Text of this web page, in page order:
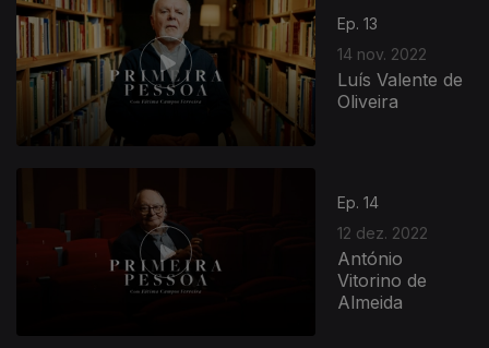
Ep. 13
14 nov. 2022
Luís Valente de
Oliveira
Ep. 14
12 dez. 2022
António
Vitorino de
Almeida